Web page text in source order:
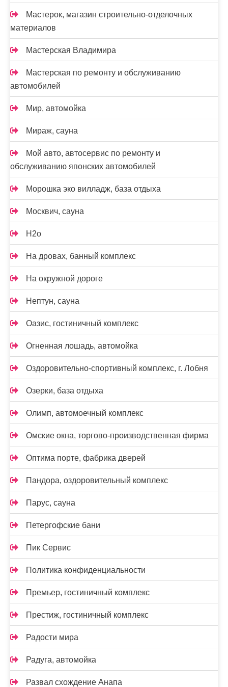
Мастерок, магазин строительно-отделочных
материалов
Мастерская Владимира
Мастерская по ремонту и обслуживанию
автомобилей
Мир, автомойка
Мираж, сауна
Мой авто, автосервис по ремонту и
обслуживанию японских автомобилей
Морошка эко вилладж, база отдыха
Москвич, сауна
Н2о
На дровах, банный комплекс
На окружной дороге
Нептун, сауна
Оазис, гостиничный комплекс
Огненная лошадь, автомойка
Оздоровительно-спортивный комплекс, г. Лобня
Озерки, база отдыха
Олимп, автомоечный комплекс
Омские окна, торгово-производственная фирма
Оптима порте, фабрика дверей
Пандора, оздоровительный комплекс
Парус, сауна
Петергофские бани
Пик Сервис
Политика конфиденциальности
Премьер, гостиничный комплекс
Престиж, гостиничный комплекс
Радости мира
Радуга, автомойка
Развал схождение Анапа